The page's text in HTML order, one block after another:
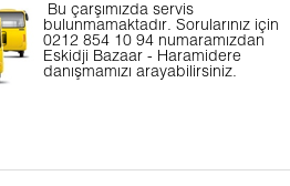
Bu çarşımızda servis
bulunmamaktadır. Sorularınız için
0212 854 10 94 numaramızdan
Eskidji Bazaar - Haramidere
danışmamızı arayabilirsiniz.